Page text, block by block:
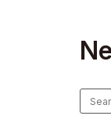
N